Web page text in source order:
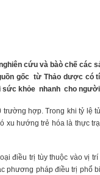
cứu và bàò chế các
gốc từ Thảo dược có
sức khỏe nhanh cho
hợp. Trong khi tỷ lệ
xu hướng trẻ hóa là thực
điều trị tùy thuộc vào vị
phương pháp điều trị phổ